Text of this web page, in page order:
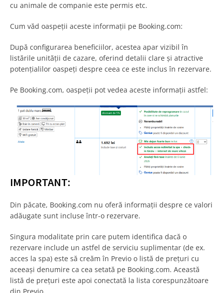
cu animale de companie este permis etc.
Cum văd oaspeții aceste informații pe Booking.com:
După configurarea beneficiilor, acestea apar vizibil în
listările unității de cazare, oferind detalii clare și atractive
potențialilor oaspeți despre ceea ce este inclus în rezervare.
Pe Booking.com, oaspeții pot vedea aceste informații astfel:
IMPORTANT:
Din păcate, Booking.com nu oferă informații despre ce valori
adăugate sunt incluse într-o rezervare.
Singura modalitate prin care putem identifica dacă o
rezervare include un astfel de serviciu suplimentar (de ex.
acces la spa) este să creăm în Previo o listă de prețuri cu
aceeași denumire ca cea setată pe Booking.com. Această
listă de prețuri este apoi conectată la lista corespunzătoare